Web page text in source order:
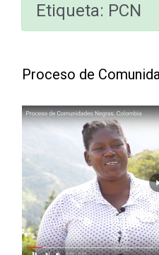
Etiqueta: PCN
Proceso de